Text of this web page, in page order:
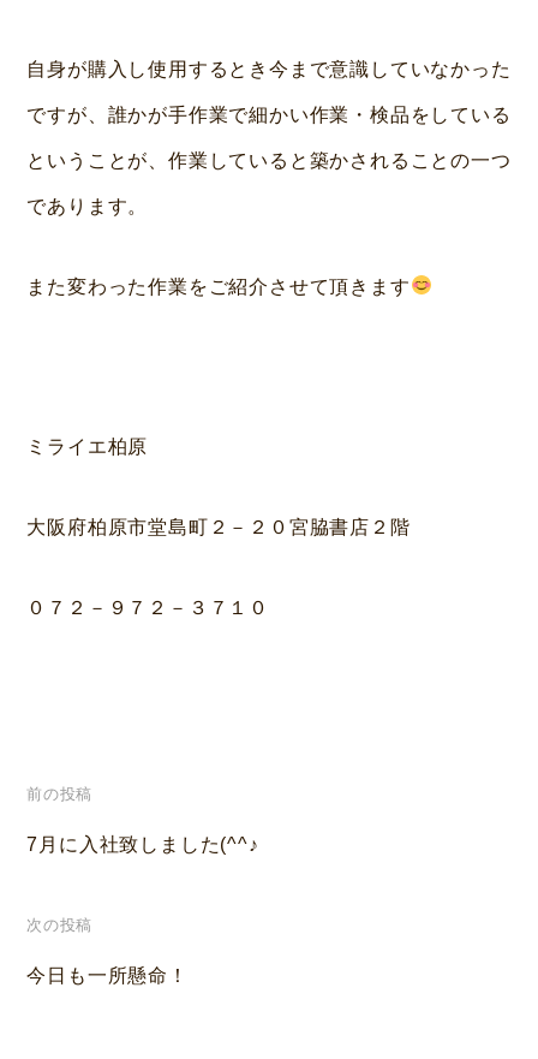
自身が購入し使用するとき今まで意識していなかった
ですが、誰かが手作業で細かい作業・検品をしている
ということが、作業していると築かされることの一つ
であります。
また変わった作業をご紹介させて頂きます
ミライエ柏原
大阪府柏原市堂島町２－２０宮脇書店２階
０７２－９７２－３７１０
投
稿
ビ
ゲ
前の投稿
7月に入社致しました(^^♪
次の投稿
今日も一所懸命！